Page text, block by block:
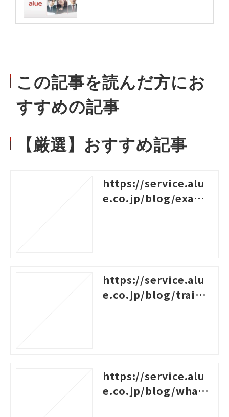
この記事を読んだ方にお
すすめの記事
【厳選】おすすめ記事
https://service.alu
e.co.jp/blog/examp
https://service.alu
e.co.jp/blog/traini
https://service.alu
e.co.jp/blog/what-i